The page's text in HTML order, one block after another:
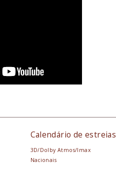
Calendário de estreias
3D/Dolby Atmos/Imax
Nacionais